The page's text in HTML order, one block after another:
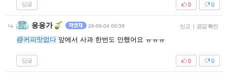
답글 0
0
응응가 26-06-04 00:39 신고 | 공감 확인
@커피맛없다 앞에서 사과 한번도 안했어요 ㅠㅠㅠ
답글 0
0